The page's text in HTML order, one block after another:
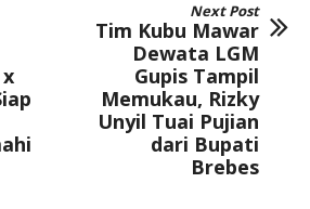
Next Post
Tim Kubu Mawar
Dewata LGM
Gupis Tampil
Memukau, Rizky
Unyil Tuai Pujian
dari Bupati
Brebes